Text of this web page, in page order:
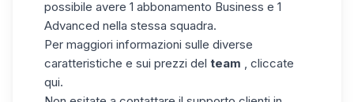
possibile avere 1 abbonamento Business e 1
Advanced nella stessa squadra.
Per maggiori informazioni sulle diverse
caratteristiche e sui prezzi del team , cliccate
qui.